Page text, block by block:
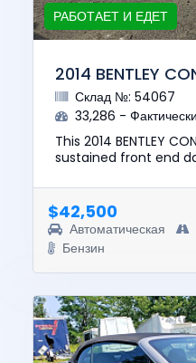
РАБОТАЕТ И ЕДЕТ
2014 BENTLEY
Склад №: 54067
33,286 -
This 2014 BENTLEY
sustained front end
value of this vehicle
$42,500
Автоматическая
Бензин